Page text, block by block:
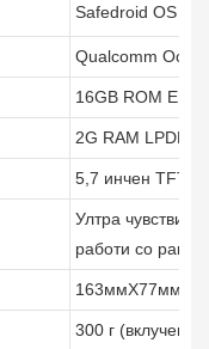
Safedroid OS
Qualcomm
16GB ROM
2G RAM LPDDR3
5,7 инчен TFT
Ултра
работи со
300 г (вклучена